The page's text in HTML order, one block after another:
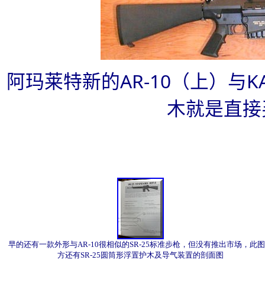
阿玛莱特新的AR-10（上）与
木就是直
早的还有一款外形与AR-10很相似的SR-25标准步枪，但没有推出市场，此
方还有SR-25圆筒形浮置护木及导气装置的剖面图